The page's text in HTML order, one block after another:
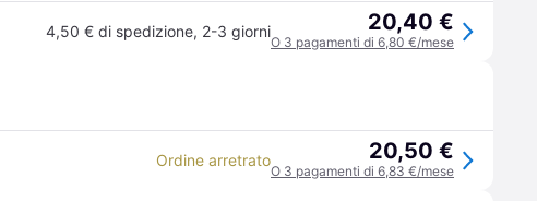
4,50 € di spedizione, 2-3 giorni 20,40 €
O 3 pagamenti di 6,80 €/mese
Ordine arretrato 20,50 €
O 3 pagamenti di 6,83 €/mese